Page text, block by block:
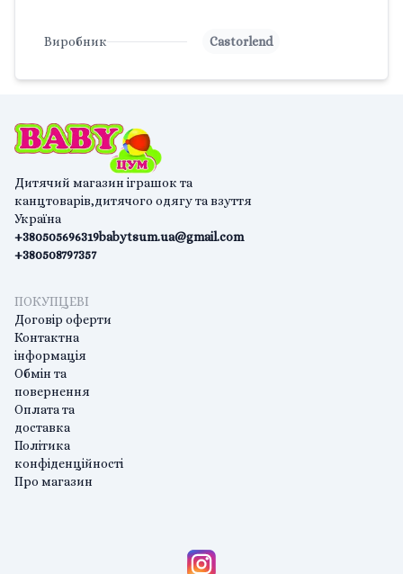
Виробник Castorlend
Дитячий магазин іграшок та
канцтоварів,дитячого одягу та взуття
Україна
+380505696319
+380508797357
babytsum.ua@gmail.com
ПОКУПЦЕВІ
Договір оферти
Контактна
інформація
Обмін та
повернення
Оплата та
доставка
Політика
конфіденційності
Про магазин